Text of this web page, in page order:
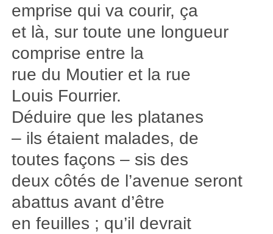
emprise qui va courir, ça
et là, sur toute une longueur
comprise entre la
rue du Moutier et la rue
Louis Fourrier.
Déduire que les platanes
– ils étaient malades, de
toutes façons – sis des
deux côtés de l’avenue seront
abattus avant d’être
en feuilles ; qu’il devrait